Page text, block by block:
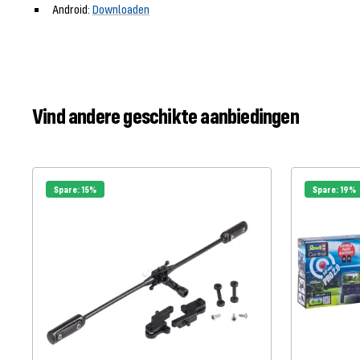
Android: Downloaden
Vind andere geschikte aanbiedingen
Spare: 15% Spare: 19%